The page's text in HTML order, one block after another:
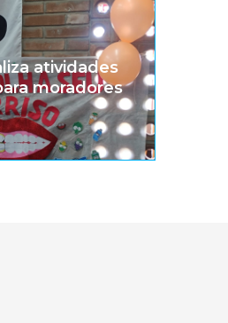
atividades
moradores